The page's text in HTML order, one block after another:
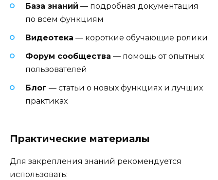
База знаний — подробная документация
по всем функциям
Видеотека — короткие обучающие ролики
Форум сообщества — помощь от опытных
пользователей
Блог — статьи о новых функциях и лучших
практиках
Практические материалы
Для закрепления знаний рекомендуется
использовать: